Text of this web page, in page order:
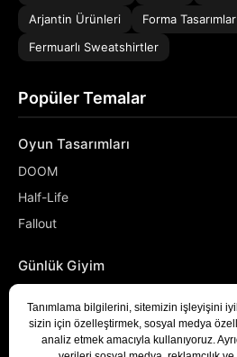
Arjantin Ürünleri
Forma Tasarımlar
Fermuarlı Sweatshirtler
Popüler Temalar
Oyun Tasarımları
DOOM
Half-Life
Fallout
Günlük Giyim
Denizci
Developer